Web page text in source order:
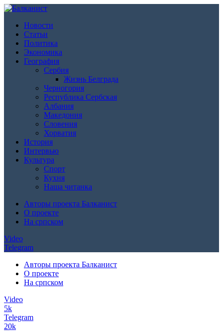
Новости
Статьи
Политика
Экономика
География
Сербия
Жизнь Белграда
Черногория
Республика Сербская
Албания
Македония
Словения
Хорватия
История
Интервью
Культура
Спорт
Кухня
Наша читанка
Авторы проекта Балканист
О проекте
На српском
Video
Telegram
Авторы проекта Балканист
О проекте
На српском
Video
5k
Telegram
20k